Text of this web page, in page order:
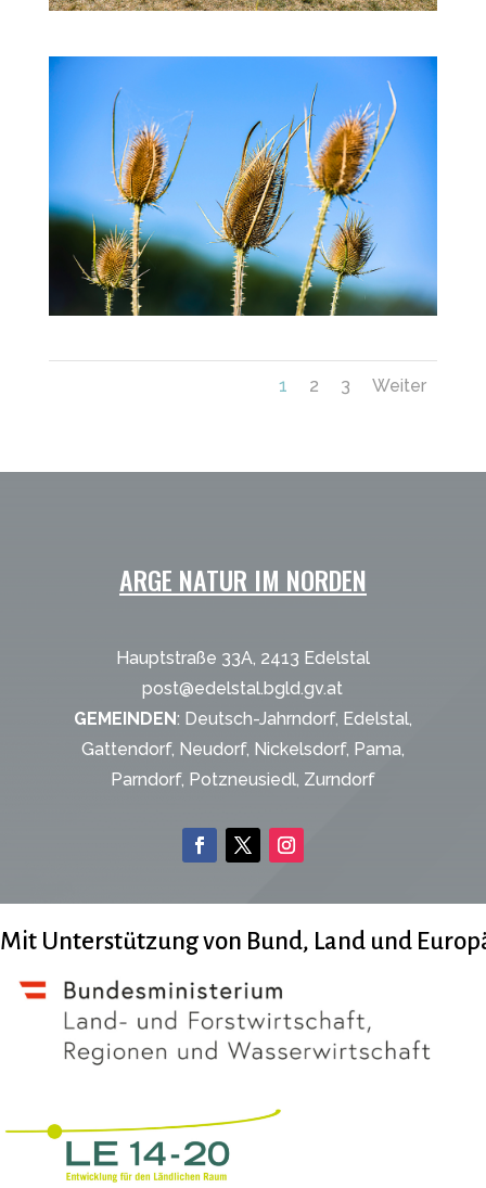
1 2 3 Weiter
ARGE NATUR IM NORDEN
Hauptstraße 33A, 2413 Edelstal
post@edelstal.bgld.gv.at
GEMEINDEN: Deutsch-Jahrndorf, Edelstal,
Gattendorf, Neudorf, Nickelsdorf, Pama,
Parndorf, Potzneusiedl, Zurndorf
Mit Unterstützung von Bund, Land und